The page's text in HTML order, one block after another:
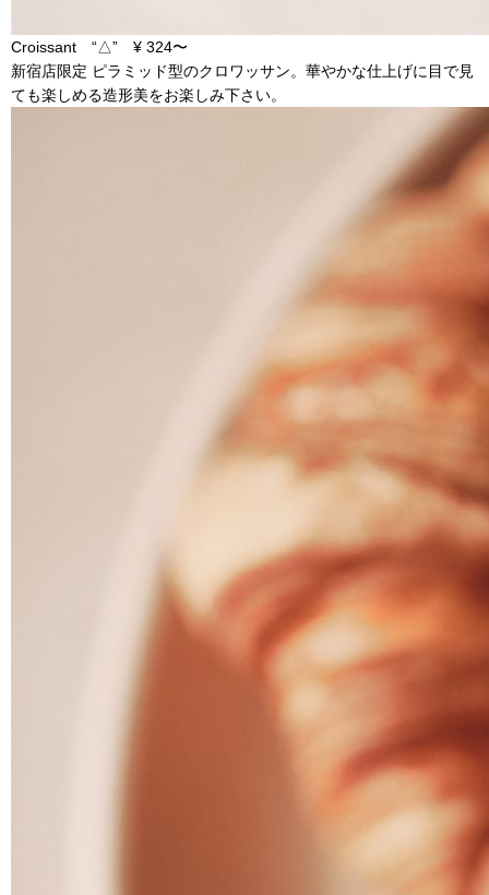
Croissant “△” ¥ 324〜
新宿店限定 ピラミッド型のクロワッサン。華やかな仕上げに目で見
ても楽しめる造形美をお楽しみ下さい。